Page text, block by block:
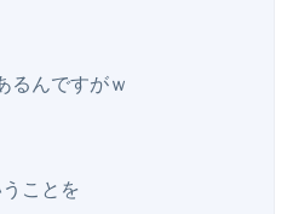
るんですがｗ
ことを